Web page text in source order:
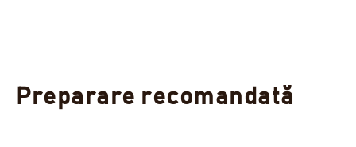
Preparare recomandată